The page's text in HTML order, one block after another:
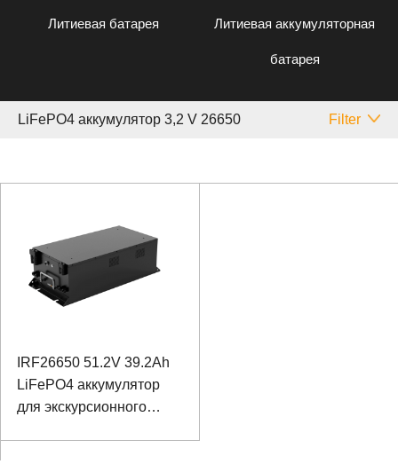
Литиевая батарея Литиевая аккумуляторная
батарея
LiFePO4 аккумулятор 3,2 V 26650 Filter
IRF26650 51.2V 39.2Ah
LiFePO4 аккумулятор
для экскурсионного